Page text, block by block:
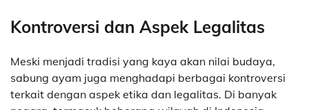
Kontroversi dan Aspek Legalitas
Meski menjadi tradisi yang kaya akan nilai budaya,
sabung ayam juga menghadapi berbagai kontroversi
terkait dengan aspek etika dan legalitas. Di banyak